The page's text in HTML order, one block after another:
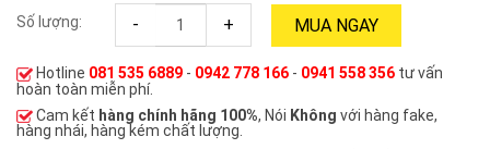
Số lượng: - + MUA NGAY
Hotline 081 535 6889 - 0942 778 166 - 0941 558 356 tư vấn
hoàn toàn miễn phí.
Cam kết hàng chính hãng 100%, Nói Không với hàng fake,
hàng nhái, hàng kém chất lượng.